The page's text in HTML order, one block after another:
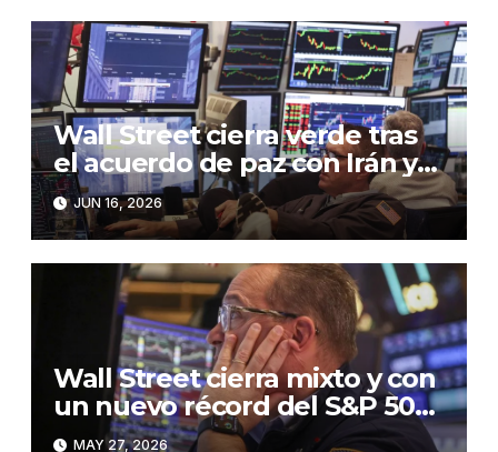
Wall Street cierra verde tras
el acuerdo de paz con Irán y
la caída en el precio del crudo
JUN 16, 2026
Wall Street cierra mixto y con
un nuevo récord del S&P 500,
pendiente del acuerdo sobre
MAY 27, 2026